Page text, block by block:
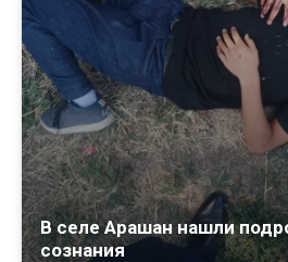
В селе Арашан нашли
сознания